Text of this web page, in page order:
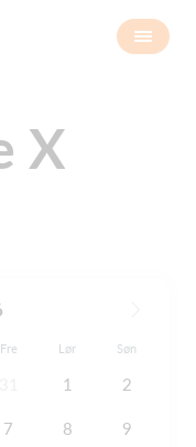
X
Fre Lør Søn
1 2
7 8 9